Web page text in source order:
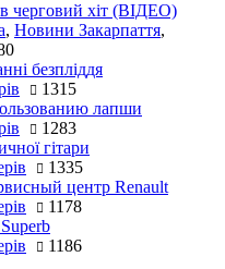
черговий хіт (ВІДЕО)
, Новини Закарпаття,
безпліддя
1315
лапши
1283
гітари
1335
центр Renault
1178
1186